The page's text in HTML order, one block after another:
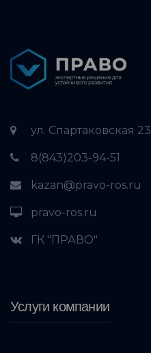
ул. Спартаковская 23
8(843)203-94-51
kazan@pravo-ros.ru
pravo-ros.ru
ГК "ПРАВО"
Услуги компании